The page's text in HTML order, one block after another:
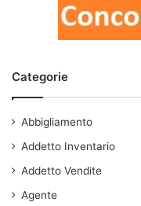
Categorie
Abbigliamento
Addetto Inventario
Addetto Vendite
Agente